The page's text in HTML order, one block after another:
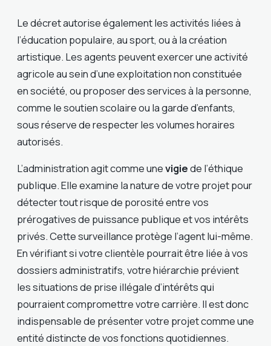
Le décret autorise également les activités liées à
l’éducation populaire, au sport, ou à la création
artistique. Les agents peuvent exercer une activité
agricole au sein d’une exploitation non constituée
en société, ou proposer des services à la personne,
comme le soutien scolaire ou la garde d’enfants,
sous réserve de respecter les volumes horaires
autorisés.
L’administration agit comme unevigiede l’éthique
publique. Elle examine la nature de votre projet pour
détecter tout risque de porosité entre vos
prérogatives de puissance publique et vos intérêts
privés. Cette surveillance protège l’agent lui-même.
En vérifiant si votre clientèle pourrait être liée à vos
dossiers administratifs, votre hiérarchie prévient
les situations de prise illégale d’intérêts qui
pourraient compromettre votre carrière. Il est donc
indispensable de présenter votre projet comme une
entité distincte de vos fonctions quotidiennes.